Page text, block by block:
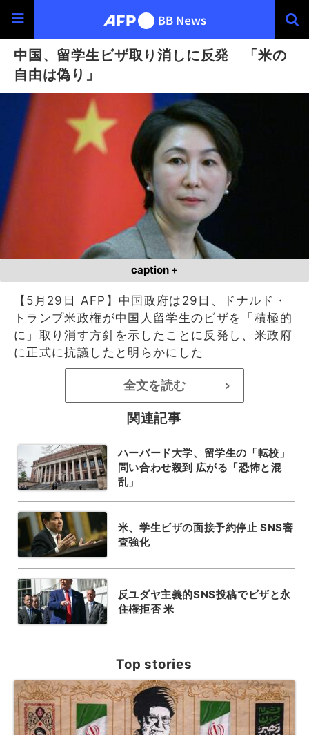
中国、留学生ビザ取り消しに反発 「米の
自由は偽り」
caption +
【5月29日 AFP】中国政府は29日、ドナルド・
トランプ米政権が中国人留学生のビザを「積極的
に」取り消す方針を示したことに反発し、米政府
に正式に抗議したと明らかにした
全文を読む >
関連記事
ハーバード大学、留学生の「転校」
問い合わせ殺到 広がる「恐怖と混
乱」
米、学生ビザの面接予約停止 SNS審
査強化
反ユダヤ主義的SNS投稿でビザと永
住権拒否 米
Top stories